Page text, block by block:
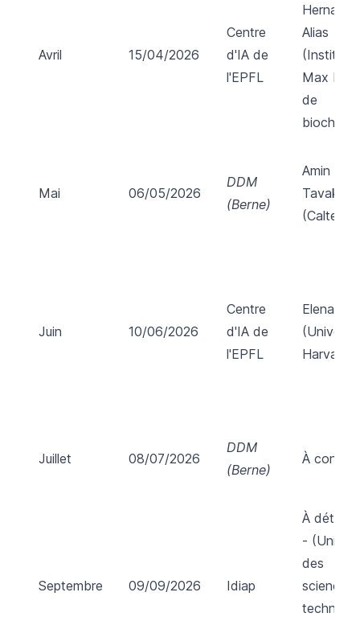
Avril 15/04/2026
Centre
d'IA de
l'EPFL
Alias
(Institut
Max
de
Mai 06/05/2026
DDM
(Berne)
Amin
Tavakoli
(Caltech)
Juin 10/06/2026
Centre
d'IA de
l'EPFL
Elena
Harvard)
Juillet 08/07/2026
DDM
(Berne)
À
Septembre 09/09/2026 Idiap
À
-
des
sciences